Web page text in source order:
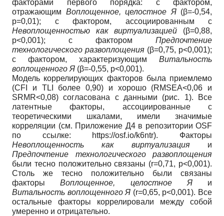
факторами первого порядка: с фактором,
отражающим Воплощенное, целостное Я(β=-0,54,
p=0,01); с фактором, ассоциированным с
Невоплощенностью как виртуализацией (β=0,88,
p<0,001); с фактором Предпочтение
технологического развоплощения (β=0,75, p<0,001);
с фактором, характеризующим Витальность
воплощенного Я (β=-0,55, p<0,001).
Модель коррелирующих факторов была приемлемо
(CFI и TLI более 0,90) и хорошо (RMSEA<0,06 и
SRMR<0,08) согласована с данными (рис. 1). Все
латентные факторы, ассоциированные с
теоретическими шкалами, имели значимые
корреляции (см. Приложение Д4 в репозитории OSF
по ссылке: https://osf.io/k6ntr). Факторы
Невоплощенность как виртуализация и
Предпочтение технологического развоплощения
были тесно положительно связаны (r=0,71, p<0,001).
Столь же тесно положительно были связаны
факторыВоплощенное, целостное Яи
Витальность воплощенного Я (r=0,65, p<0,001). Все
остальные факторы коррелировали между собой
умеренно и отрицательно.